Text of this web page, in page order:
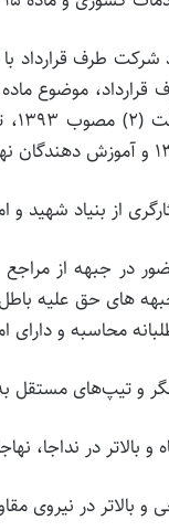
شرکت طرف قرارداد
از بنیاد شهید و
محاسبه و دارای
و تیپ‌های مستقل به
و بالاتر در نداجا،
و بالاتر در نیروی